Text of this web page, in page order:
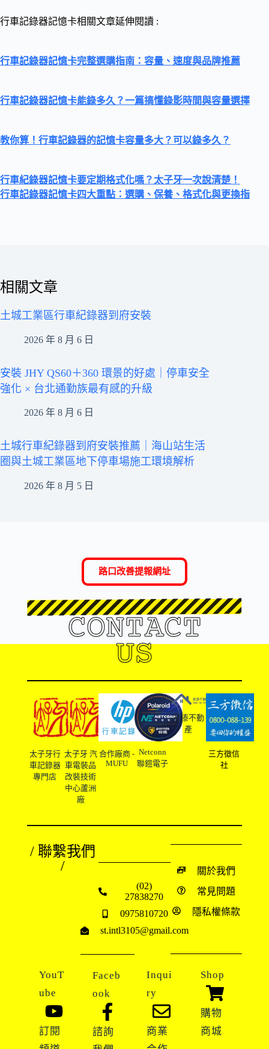
行車記錄器記憶卡相關文章延伸閱讀 :
行車記錄器記憶卡完整選購指南：容量、速度與品牌推薦
行車記錄器記憶卡能錄多久？一篇搞懂錄影時間與容量選擇
教你算！行車記錄器的記憶卡容量多大？可以錄多久？
行車紀錄器記憶卡要定期格式化嗎？太子牙一次說清楚！
行車記錄器記憶卡四大重點：選購、保養、格式化與更換指
相關文章
土城工業區行車紀錄器到府安裝
2026 年 8 月 6 日
安裝 JHY QS60＋360 環景的好處｜停車安全
強化 × 台北通勤族最有感的升級
2026 年 8 月 6 日
土城行車紀錄器到府安裝推薦｜海山站生活
圈與土城工業區地下停車場施工環境解析
2026 年 8 月 5 日
路口改善提報網址
CONTACT
US
太子牙行
車記錄器
專門店
太子牙 汽
車電裝品
改裝技術
中心蘆洲
廠
合作廠商 -
MUFU
Netconn
聯鎧電子
友溙不動
產
三方徵信
社
/ 聯繫我們
/
(02)
27838270
0975810720
st.intl3105@gmail.com
關於我們
常見問題
隱私權條款
YouT
ube
訂閱
Faceb
ook
諮詢
Inqui
ry
商業
Shop
購物
商城